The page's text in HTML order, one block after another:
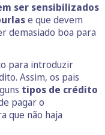
ser sensibilizados
e que devem
demasiado boa para
para introduzir
Assim, os pais
tipos de crédito
pagar o
que não haja